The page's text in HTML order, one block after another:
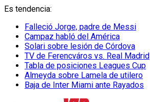
Es tendencia:
Falleció Jorge, padre de Messi
Campaz habló del América
Solari sobre lesión de Córdova
TV de Ferencváros vs. Real Madrid
Tabla de posiciones Leagues Cup
Almeyda sobre Lamela de utilero
Baja de Inter Miami ante Rayados